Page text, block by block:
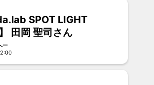
SPOT LIGHT
田岡 聖司さん
ー